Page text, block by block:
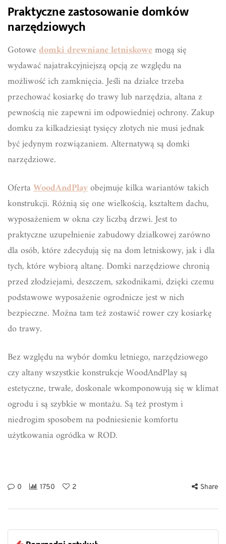
Praktyczne zastosowanie domków
narzędziowych
Gotowedomki drewniane letniskowemogą się
wydawać najatrakcyjniejszą opcją ze względu na
możliwość ich zamknięcia. Jeśli na działce trzeba
przechować kosiarkę do trawy lub narzędzia, altana z
pewnością nie zapewni im odpowiedniej ochrony. Zakup
domku za kilkadziesiąt tysięcy złotych nie musi jednak
być jedynym rozwiązaniem. Alternatywą są domki
narzędziowe.
OfertaWoodAndPlayobejmuje kilka wariantów takich
konstrukcji. Różnią się one wielkością, kształtem dachu,
wyposażeniem w okna czy liczbą drzwi. Jest to
praktyczne uzupełnienie zabudowy działkowej zarówno
dla osób, które zdecydują się na dom letniskowy, jak i dla
tych, które wybiorą altanę. Domki narzędziowe chronią
przed złodziejami, deszczem, szkodnikami, dzięki czemu
podstawowe wyposażenie ogrodnicze jest w nich
bezpieczne. Można tam też zostawić rower czy kosiarkę
do trawy.
Bez względu na wybór domku letniego, narzędziowego
czy altany wszystkie konstrukcje WoodAndPlay są
estetyczne, trwałe, doskonale wkomponowują się w klimat
ogrodu i są szybkie w montażu. Są też prostym i
niedrogim sposobem na podniesienie komfortu
użytkowania ogródka w ROD.
0 1750 2 Share